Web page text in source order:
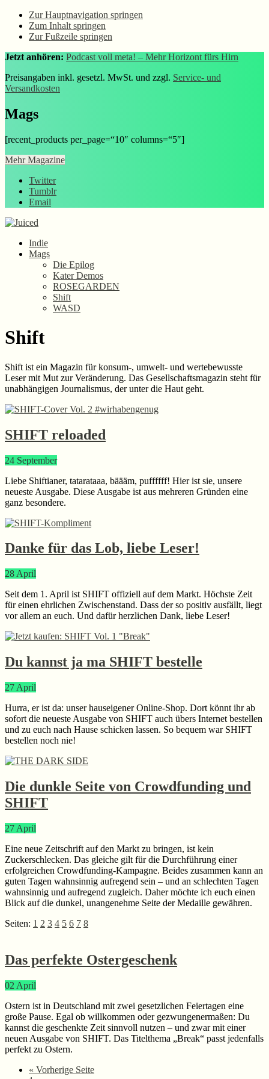
Zur Hauptnavigation springen
Zum Inhalt springen
Zur Fußzeile springen
Jetzt anhören: Podcast voll meta! – Mehr Horizont fürs Hirn
Preisangaben inkl. gesetzl. MwSt. und zzgl. Service- und
Versandkosten
Mags
[recent_products per_page=“10″ columns=“5″]
Mehr Magazine
Twitter
Tumblr
Email
Indie
Mags
Die Epilog
Kater Demos
ROSEGARDEN
Shift
WASD
Shift
Shift ist ein Magazin für konsum-, umwelt- und wertebewusste
Leser mit Mut zur Veränderung. Das Gesellschaftsmagazin steht für
unabhängigen Journalismus, der unter die Haut geht.
SHIFT reloaded
24 September
Liebe Shiftianer, tatarataaa, bäääm, puffffff! Hier ist sie, unsere
neueste Ausgabe. Diese Ausgabe ist aus mehreren Gründen eine
ganz besondere.
Danke für das Lob, liebe Leser!
28 April
Seit dem 1. April ist SHIFT offiziell auf dem Markt. Höchste Zeit
für einen ehrlichen Zwischenstand. Dass der so positiv ausfällt, liegt
vor allem an euch. Und dafür herzlichen Dank, liebe Leser!
Du kannst ja ma SHIFT bestelle
27 April
Hurra, er ist da: unser hauseigener Online-Shop. Dort könnt ihr ab
sofort die neueste Ausgabe von SHIFT auch übers Internet bestellen
und zu euch nach Hause schicken lassen. So bequem war SHIFT
bestellen noch nie!
Die dunkle Seite von Crowdfunding und
SHIFT
27 April
Eine neue Zeitschrift auf den Markt zu bringen, ist kein
Zuckerschlecken. Das gleiche gilt für die Durchführung einer
erfolgreichen Crowdfunding-Kampagne. Beides zusammen kann an
guten Tagen wahnsinnig aufregend sein – und an schlechten Tagen
wahnsinnig und aufregend zugleich. Daher möchte ich euch einen
Blick auf die dunkel, unangenehme Seite der Medaille gewähren.
Seiten: Seite
1 Seite
2 Seite
3 Seite
4 Seite
5 Seite
6 Seite
7 Seite
8
Das perfekte Ostergeschenk
02 April
Ostern ist in Deutschland mit zwei gesetzlichen Feiertagen eine
große Pause. Egal ob willkommen oder gezwungenermaßen: Du
kannst die geschenkte Zeit sinnvoll nutzen – und zwar mit einer
neuen Ausgabe von SHIFT. Das Titelthema „Break“ passt jedenfalls
perfekt zu Ostern.
« Vorherige Seiteaufrufen